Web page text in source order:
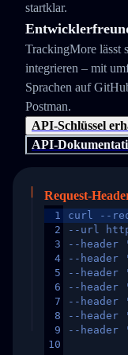
startklar.
TrackingMore lässt
integrieren – mit
Sprachen auf
Postman.
API-Schlüssel
API-
Request-
1
2
3
4
5
6
7
8
9
10
curl --
--url
--header
--
--header
--header
--header
--header
--header